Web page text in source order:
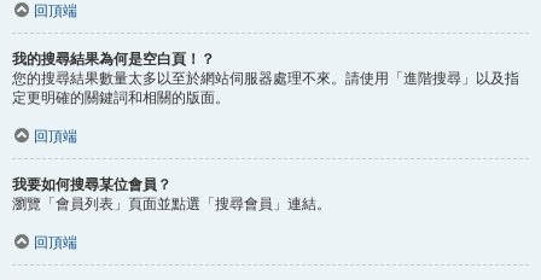
回頂端
我的搜尋結果為何是空白頁！？
您的搜尋結果數量太多以至於網站伺服器處理不來。請使用「進階搜尋」以及指
定更明確的關鍵詞和相關的版面。
回頂端
我要如何搜尋某位會員？
瀏覽「會員列表」頁面並點選「搜尋會員」連結。
回頂端